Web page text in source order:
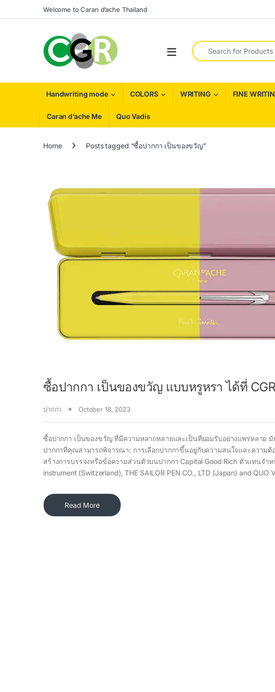
Skip to navigation
Skip to contentWelcome to Caran d’ache Thailand
Search for:
Handwriting mode COLORS WRITING FINE
Caran d’ache Me Quo Vadis
Home Posts tagged “ซื้อปากกา เป็นของขวัญ”
ซื้อปากกา เป็นของขวัญ แบบหรูหรา ได้ที่ CGR
ปากกา October 18, 2023
ซื้อปากกา เป็นของขวัญ ที่มีความหลากหลายและเป็นที่ยอมรับอย่างแพร่หลาย
ปากกาที่คุณสามารถพิจารณา: การเลือกปากกาขึ้นอยู่กับความสนใจและความ
สร้างการบรรจงหรือข้อความส่วนตัวบนปากกา Capital Good Rich ตัวแทนจำ
instrument (Switzerland), THE SAILOR PEN CO., LTD (Japan) and QUO
Read More